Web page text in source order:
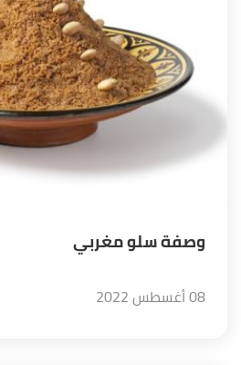
وصفة سلو مغربي
08 أغسطس 2022